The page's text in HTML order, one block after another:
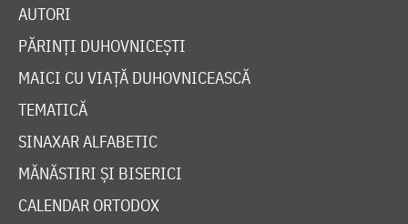
AUTORI
PĂRINȚI DUHOVNICEȘTI
MAICI CU VIAȚĂ DUHOVNICEASCĂ
TEMATICĂ
SINAXAR ALFABETIC
MĂNĂSTIRI ȘI BISERICI
CALENDAR ORTODOX